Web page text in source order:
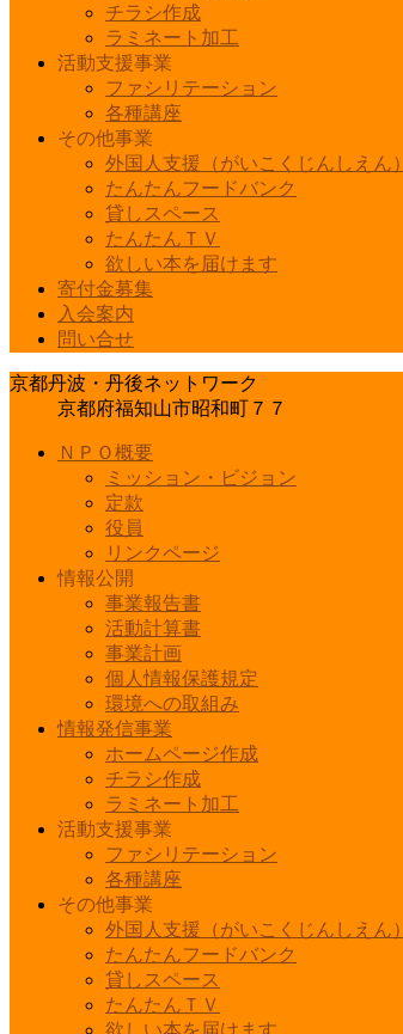
チラシ作成
ラミネート加工
活動支援事業
ファシリテーション
各種講座
その他事業
外国人支援（がいこくじんしえん）
たんたんフードバンク
貸しスペース
たんたんＴＶ
欲しい本を届けます
寄付金募集
入会案内
問い合せ
京都丹波・丹後ネットワーク
京都府福知山市昭和町７７
ＮＰＯ概要
ミッション・ビジョン
定款
役員
リンクページ
情報公開
事業報告書
活動計算書
事業計画
個人情報保護規定
環境への取組み
情報発信事業
ホームページ作成
チラシ作成
ラミネート加工
活動支援事業
ファシリテーション
各種講座
その他事業
外国人支援（がいこくじんしえん）
たんたんフードバンク
貸しスペース
たんたんＴＶ
欲しい本を届けます